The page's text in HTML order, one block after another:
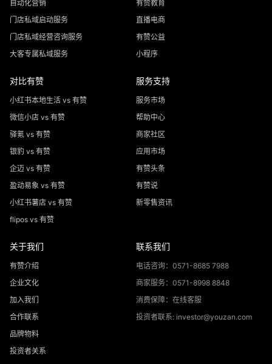
自动化营销
门店私域启动服务
门店私域经营咨询服务
大客专属私域服务
有赞教育
直播电商
有赞公益
小程序
对比有赞
小红书本地生活 vs 有赞
微信小店 vs 有赞
驿氪 vs 有赞
银豹 vs 有赞
企迈 vs 有赞
盈动易象 vs 有赞
小红书薯店 vs 有赞
flipos vs 有赞
服务支持
服务市场
帮助中心
商家社区
应用市场
有赞头条
有赞说
新零售资讯
关于我们
有赞介绍
企业文化
加入我们
合作联系
品牌物料
投资者关系
联系我们
电话咨询：0571-8685 7988
商家服务：0571-8998 8848
消费保障：在线客服
投资者联系: investor@youzan.com